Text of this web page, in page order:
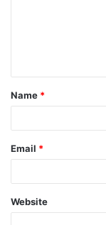
Name *
Email *
Website